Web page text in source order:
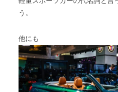
う。
他にも